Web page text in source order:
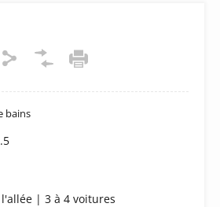
bains
| 3 à 4 voitures